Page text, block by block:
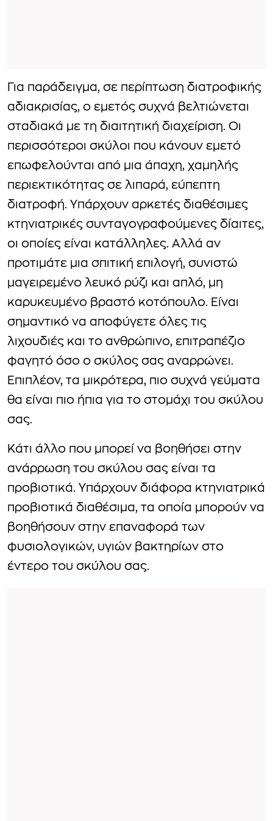
Για παράδειγμα, σε περίπτωση διατροφικής
αδιακρισίας, ο εμετός συχνά βελτιώνεται
σταδιακά με τη διαιτητική διαχείριση. Οι
περισσότεροι σκύλοι που κάνουν εμετό
επωφελούνται από μια άπαχη, χαμηλής
περιεκτικότητας σε λιπαρά, εύπεπτη
διατροφή. Υπάρχουν αρκετές διαθέσιμες
κτηνιατρικές συνταγογραφούμενες δίαιτες,
οι οποίες είναι κατάλληλες. Αλλά αν
προτιμάτε μια σπιτική επιλογή, συνιστώ
μαγειρεμένο λευκό ρύζι και απλό, μη
καρυκευμένο βραστό κοτόπουλο. Είναι
σημαντικό να αποφύγετε όλες τις
λιχουδιές και το ανθρώπινο, επιτραπέζιο
φαγητό όσο ο σκύλος σας αναρρώνει.
Επιπλέον, τα μικρότερα, πιο συχνά γεύματα
θα είναι πιο ήπια για το στομάχι του σκύλου
σας.
Κάτι άλλο που μπορεί να βοηθήσει στην
ανάρρωση του σκύλου σας είναι τα
προβιοτικά. Υπάρχουν διάφορα κτηνιατρικά
προβιοτικά διαθέσιμα, τα οποία μπορούν να
βοηθήσουν στην επαναφορά των
φυσιολογικών, υγιών βακτηρίων στο
έντερο του σκύλου σας.